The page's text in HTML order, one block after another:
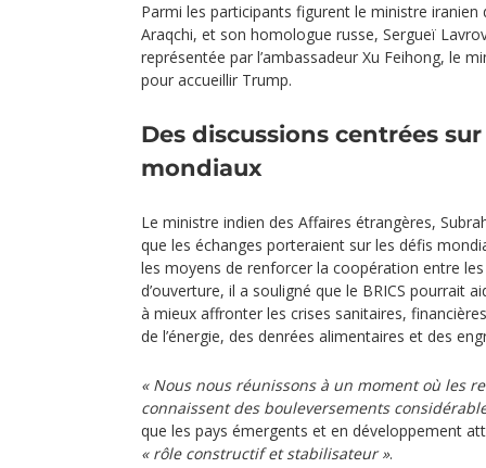
Parmi les participants figurent le ministre iranien
Araqchi, et son homologue russe, Sergueï
représentée par l’ambassadeur Xu Feihong, le
pour accueillir Trump.
Des discussions centrées
mondiaux
Le ministre indien des Affaires étrangères,
que les échanges porteraient sur les défis
les moyens de renforcer la coopération entre
d’ouverture, il a souligné que le BRICS pourrait
à mieux affronter les crises sanitaires,
de l’énergie, des denrées alimentaires et des
« Nous nous réunissons à un moment où les
connaissent des bouleversements
que les pays émergents et en développement
« rôle constructif et stabilisateur ».